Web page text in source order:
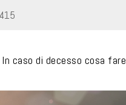
In caso di decesso cosa fare